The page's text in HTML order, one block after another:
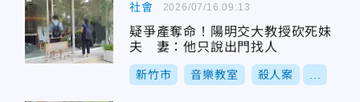
社會
疑爭產奪命！陽明交大教授砍死妹
夫 妻：他只說出門找人
新竹市 音樂教室 殺人案
2026/07/16 09:13